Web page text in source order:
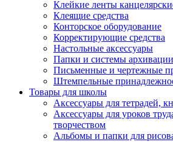
Клейкие ленты
Клеящие средства
Конторское оборудование
Корректирующие средства
Настольные аксессуары
Папки и системы архивации
Письменные и чертежные
Штемпельные
Товары для школы
Аксессуары для тетрадей,
Аксессуары для уроков
творчеством
Альбомы и папки для